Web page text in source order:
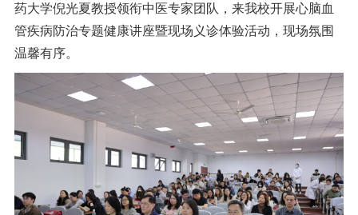
意见快递站
融合门户
药大学倪光夏教授领衔中医专家团队，来我校开展心脑血
管疾病防治专题健康讲座暨现场义诊体验活动，现场氛围
温馨有序。